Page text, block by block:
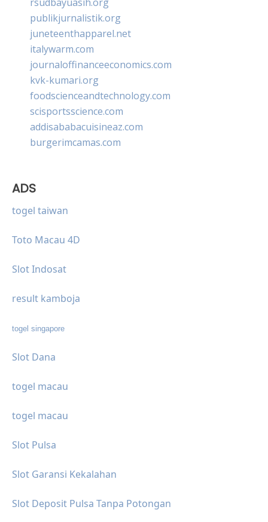
publikjurnalistik.org
juneteenthapparel.net
italywarm.com
journaloffinanceeconomics.com
kvk-kumari.org
foodscienceandtechnology.com
scisportsscience.com
addisababacuisineaz.com
burgerimcamas.com
ADS
togel taiwan
Toto Macau 4D
Slot Indosat
result kamboja
togel singapore
Slot Dana
togel macau
togel macau
Slot Pulsa
Slot Garansi Kekalahan
Slot Deposit Pulsa Tanpa Potongan